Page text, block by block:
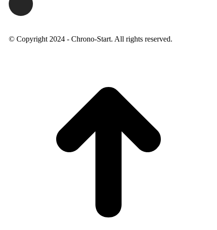
© Copyright 2024 - Chrono-Start. All rights reserved.